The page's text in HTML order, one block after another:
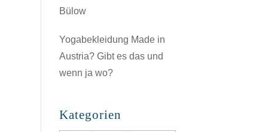
Bülow
Yogabekleidung Made in
Austria? Gibt es das und
wenn ja wo?
Kategorien